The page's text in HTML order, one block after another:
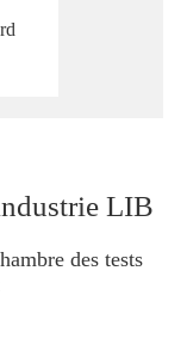
LIB
des tests